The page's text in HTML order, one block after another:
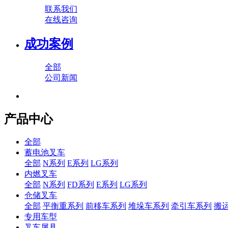
联系我们
在线咨询
成功案例
全部
公司新闻
产品中心
全部
蓄电池叉车
全部 N系列 E系列 LG系列
内燃叉车
全部 N系列 FD系列 E系列 LG系列
仓储叉车
全部 平衡重系列 前移车系列 堆垛车系列 牵引车系列 搬
专用车型